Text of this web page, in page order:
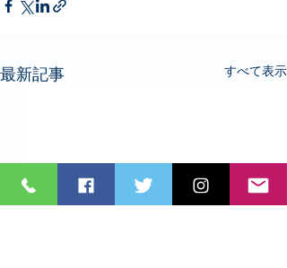
最新記事 すべて表示